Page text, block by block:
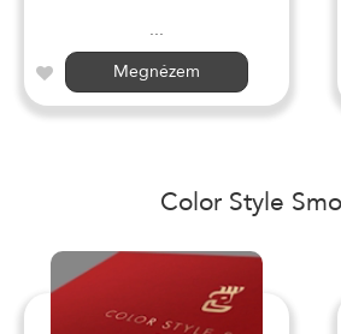
...
Megnézem
Color Style